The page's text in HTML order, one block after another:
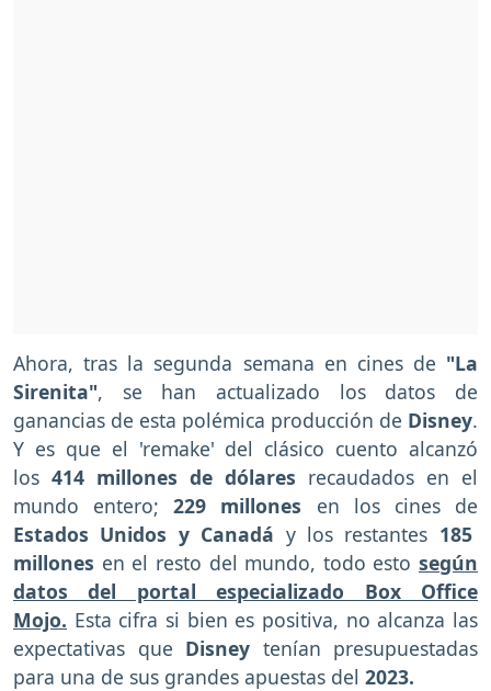
Ahora, tras la segunda semana en cines de "La
Sirenita", se han actualizado los datos de
ganancias de esta polémica producción de Disney.
Y es que el 'remake' del clásico cuento alcanzó
los 414 millones de dólares recaudados en el
mundo entero;229 millones en los cines de
Estados Unidos y Canadá y los restantes 185
millones en el resto del mundo, todo esto según
datos del portal especializado Box Office
Mojo. Esta cifra si bien es positiva, no alcanza las
expectativas que Disney tenían presupuestadas
para una de sus grandes apuestas del 2023.